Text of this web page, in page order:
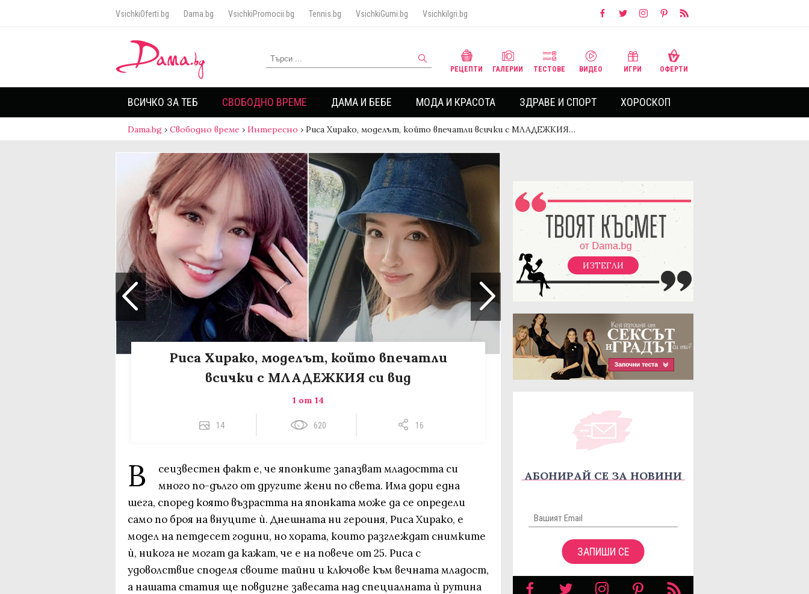
VsichkiOferti.bg Dama.bg VsichkiPromocii.bg Tennis.bg VsichkiGumi.bg VsichkiIgri.bg
РЕЦЕПТИ ГАЛЕРИИ ТЕСТОВЕ ВИДЕО ИГРИ ОФЕРТИ
ВСИЧКО ЗА ТЕБ СВОБОДНО ВРЕМЕ ДАМА И БЕБЕ МОДА И КРАСОТА ЗДРАВЕ И СПОРТ ХОРОСКОП
Dama.bg › Свободно време › Интересно › Риса Хирако, моделът, който впечатли всички с МЛАДЕЖКИЯ…
Риса Хирако, моделът, който впечатли
всички с МЛАДЕЖКИЯ си вид
1 от 14
14 620 16
В
сеизвестен факт е, че японките запазват младостта си
много по-дълго от другите жени по света. Има дори една
шега, според която възрастта на японката може да се определи
само по броя на внуците ѝ. Днешната ни героиня, Риса Хирако, е
модел на петдесет години, но хората, които разглеждат снимките
ѝ, никога не могат да кажат, че е на повече от 25. Риса с
удоволствие споделя своите тайни и ключове към вечната младост,
а нашата статия ще повдигне завесата над специалната ѝ рутина
ИЗТЕГЛИ
АБОНИРАЙ СЕ ЗА НОВИНИ
ЗАПИШИ СЕ